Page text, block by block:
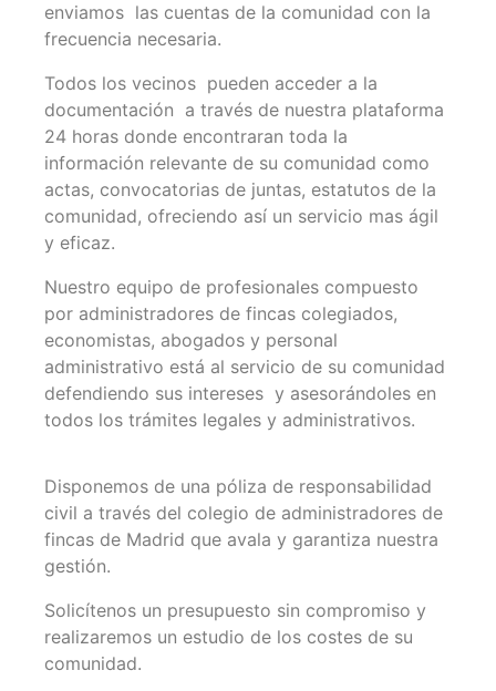
enviamos las cuentas de la comunidad con la
frecuencia necesaria.
Todos los vecinos pueden acceder a la
documentación a través de nuestra plataforma
24 horas donde encontraran toda la
información relevante de su comunidad como
actas, convocatorias de juntas, estatutos de la
comunidad, ofreciendo así un servicio mas ágil
y eficaz.
Nuestro equipo de profesionales compuesto
por administradores de fincas colegiados,
economistas, abogados y personal
administrativo está al servicio de su comunidad
defendiendo sus intereses y asesorándoles en
todos los trámites legales y administrativos.
Disponemos de una póliza de responsabilidad
civil a través del colegio de administradores de
fincas de Madrid que avala y garantiza nuestra
gestión.
Solicítenos un presupuesto sin compromiso y
realizaremos un estudio de los costes de su
comunidad.